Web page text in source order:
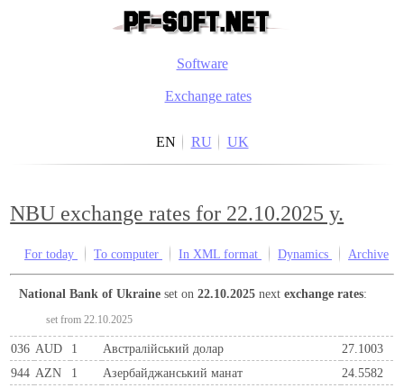
Software
Exchange rates
EN RU UK
NBU exchange rates for 22.10.2025 y.
For today To computer In XML format Dynamics Archive
National Bank of Ukraine set on22.10.2025 nextexchange rates:
set from 22.10.2025
036 AUD 1 Австралійський долар
27.1003
944 AZN 1 Азербайджанський манат
24.5582